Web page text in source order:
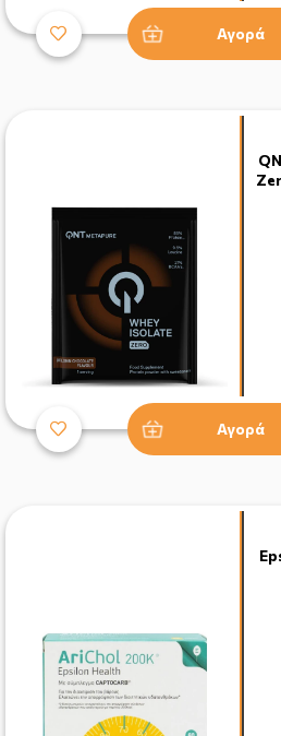
Αγορά
Αγορά